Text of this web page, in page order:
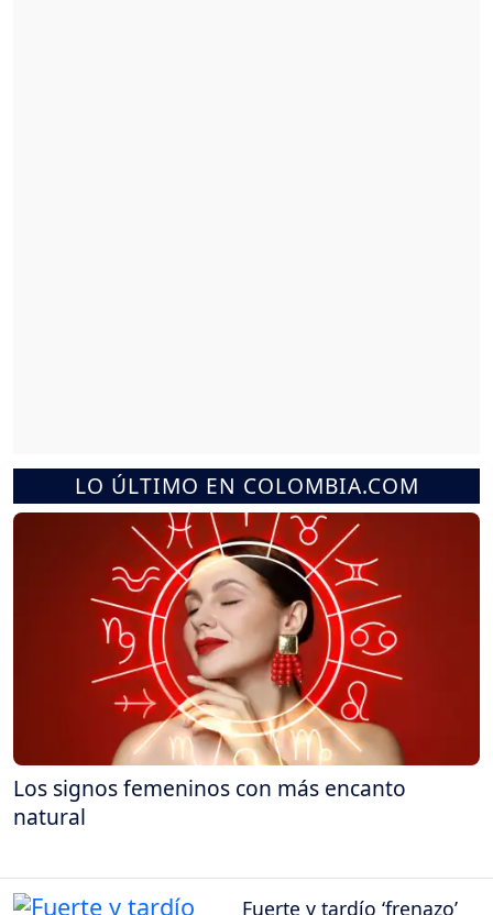
LO ÚLTIMO EN COLOMBIA.COM
Los signos femeninos con más encanto
natural
Fuerte y tardío ‘frenazo’